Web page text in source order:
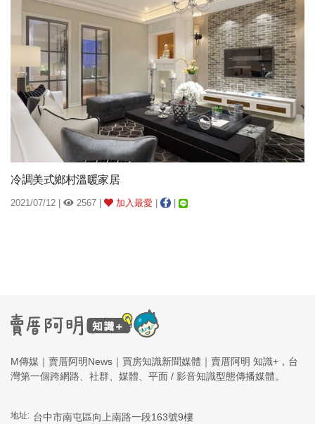
冷調美式鄉村溫暖家居
2021/07/12 | 2567 | 加入最愛
M傳媒｜賣厝阿明News｜買房知識新聞媒體｜賣厝阿明 知識+，台
灣第一個跨網路、社群、媒體、平面 / 影音知識型態傳播媒體。
地址: 台中市南屯區向上南路一段163號9樓